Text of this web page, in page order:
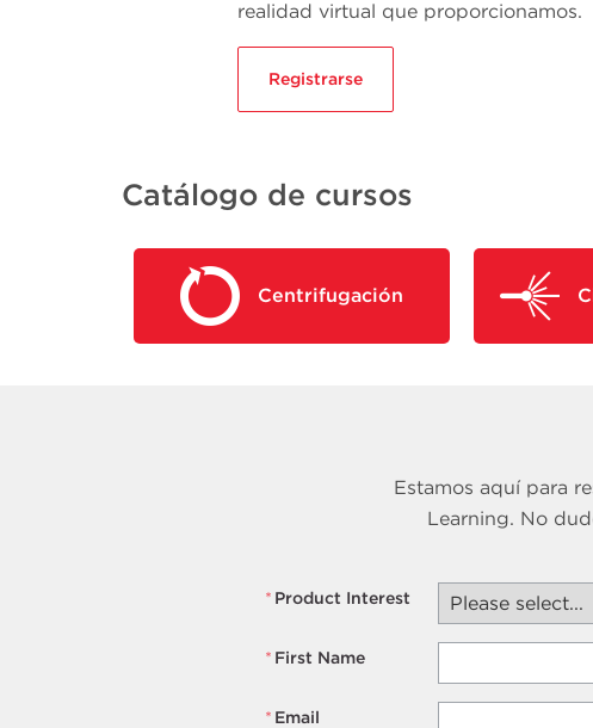
realidad virtual que proporcionamos.
Registrarse
Catálogo de cursos
Centrifugación
Estamos aquí para
Learning. No
* Product Interest
* First Name
* Email